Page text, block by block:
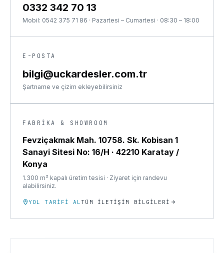
0332 342 70 13
Mobil: 0542 375 71 86 · Pazartesi – Cumartesi · 08:30 – 18:00
E-POSTA
bilgi@uckardesler.com.tr
Şartname ve çizim ekleyebilirsiniz
FABRIKA & SHOWROOM
Fevziçakmak Mah. 10758. Sk. Kobisan 1
Sanayi Sitesi No: 16/H · 42210 Karatay /
Konya
1.300 m² kapalı üretim tesisi · Ziyaret için randevu
alabilirsiniz.
YOL TARIFI ALTÜM İLETIŞIM BILGILERI